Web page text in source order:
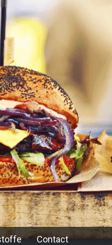
Contact